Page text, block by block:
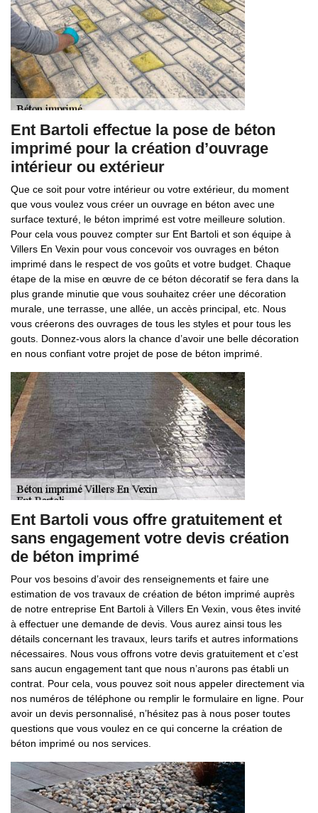
Ent Bartoli effectue la pose de béton
imprimé pour la création d’ouvrage
intérieur ou extérieur
Que ce soit pour votre intérieur ou votre extérieur, du moment
que vous voulez vous créer un ouvrage en béton avec une
surface texturé, le béton imprimé est votre meilleure solution.
Pour cela vous pouvez compter sur Ent Bartoli et son équipe à
Villers En Vexin pour vous concevoir vos ouvrages en béton
imprimé dans le respect de vos goûts et votre budget. Chaque
étape de la mise en œuvre de ce béton décoratif se fera dans la
plus grande minutie que vous souhaitez créer une décoration
murale, une terrasse, une allée, un accès principal, etc. Nous
vous créerons des ouvrages de tous les styles et pour tous les
gouts. Donnez-vous alors la chance d’avoir une belle décoration
en nous confiant votre projet de pose de béton imprimé.
Ent Bartoli vous offre gratuitement et
sans engagement votre devis création
de béton imprimé
Pour vos besoins d’avoir des renseignements et faire une
estimation de vos travaux de création de béton imprimé auprès
de notre entreprise Ent Bartoli à Villers En Vexin, vous êtes invité
à effectuer une demande de devis. Vous aurez ainsi tous les
détails concernant les travaux, leurs tarifs et autres informations
nécessaires. Nous vous offrons votre devis gratuitement et c’est
sans aucun engagement tant que nous n’aurons pas établi un
contrat. Pour cela, vous pouvez soit nous appeler directement via
nos numéros de téléphone ou remplir le formulaire en ligne. Pour
avoir un devis personnalisé, n’hésitez pas à nous poser toutes
questions que vous voulez en ce qui concerne la création de
béton imprimé ou nos services.